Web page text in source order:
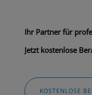
Ihr Partner für
Jetzt kostenlose
KOSTENLOSE